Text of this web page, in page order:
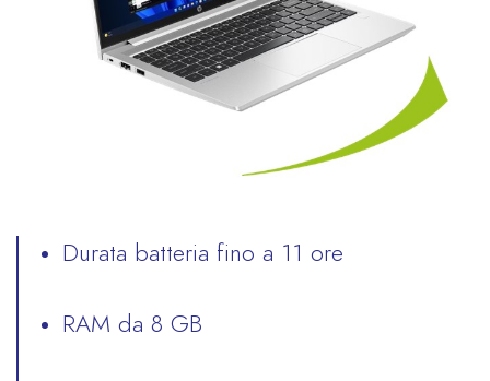
Durata batteria fino a 11 ore
RAM da 8 GB